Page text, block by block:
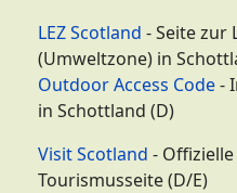
LEZ Scotland - Seite zur
(Umweltzone) in
Outdoor Access Code-
in Schottland (D)
Visit Scotland -
Tourismusseite (D/E)